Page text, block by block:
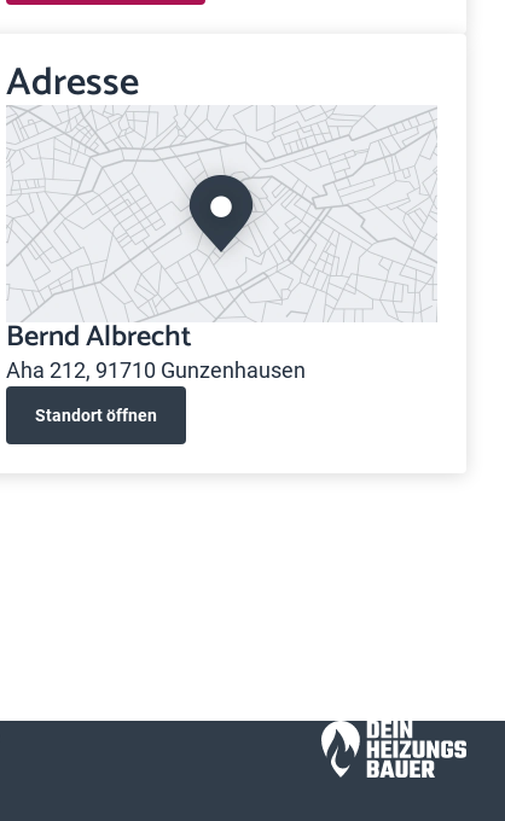
Adresse
Bernd Albrecht
Aha 212, 91710 Gunzenhausen
Standort öffnen